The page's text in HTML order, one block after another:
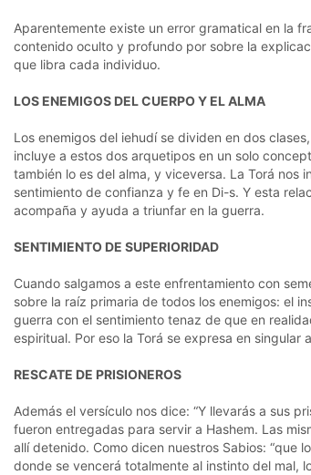
Aparentemente existe un error gramatical en la
contenido oculto y profundo por sobre la
que libra cada individuo.
LOS ENEMIGOS DEL CUERPO Y EL ALMA
Los enemigos del iehudí se dividen en dos
incluye a estos dos arquetipos en un solo
también lo es del alma, y viceversa. La Torá nos
sentimiento de confianza y fe en Di-s. Y esta
acompaña y ayuda a triunfar en la guerra.
SENTIMIENTO DE SUPERIORIDAD
Cuando salgamos a este enfrentamiento con
sobre la raíz primaria de todos los enemigos: el
guerra con el sentimiento tenaz de que en
espiritual. Por eso la Torá se expresa en
RESCATE DE PRISIONEROS
Además el versículo nos dice: “Y llevarás a sus
fueron entregadas para servir a Hashem. Las
allí detenido. Como dicen nuestros Sabios: “que
donde se vencerá totalmente al instinto del mal,